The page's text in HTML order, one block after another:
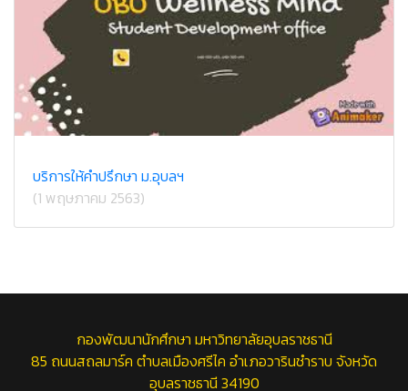
บริการให้คำปรึกษา ม.อุบลฯ
(1 พฤษภาคม 2563)
กองพัฒนานักศึกษา มหาวิทยาลัยอุบลราชธานี
85 ถนนสถลมาร์ค ตำบลเมืองศรีไค อำเภอวารินชำราบ จังหวัด
อุบลราชธานี 34190